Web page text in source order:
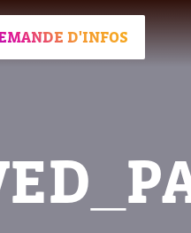
D'INFOS